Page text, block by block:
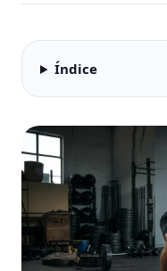
Índice